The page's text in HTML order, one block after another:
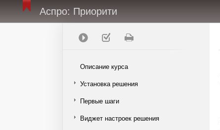
Аспро: Приорити
Описание курса
Установка решения
Первые шаги
Виджет настроек решения